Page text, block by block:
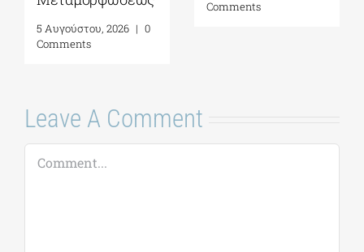
5 Αυγούστου, 2026 | 0
Comments
Comments
Leave A Comment
Comment